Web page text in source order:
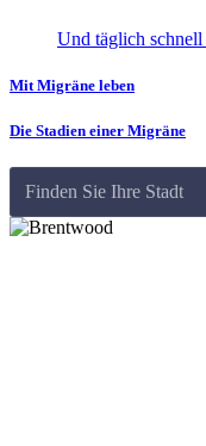
Und täglich
Mit Migräne leben
Die Stadien einer Migräne
Finden Sie Ihre Stadt